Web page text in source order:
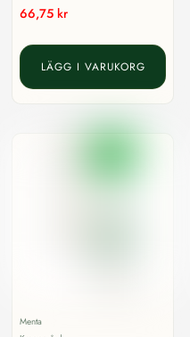
66,75 kr
LÄGG I VARUKORG
Menta